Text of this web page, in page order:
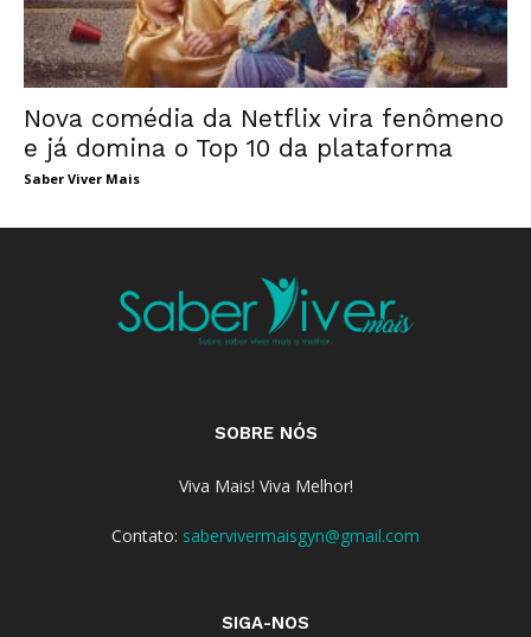
Nova comédia da Netflix vira fenômeno
e já domina o Top 10 da plataforma
Saber Viver Mais
SOBRE NÓS
Viva Mais! Viva Melhor!
Contato: sabervivermaisgyn@gmail.com
SIGA-NOS